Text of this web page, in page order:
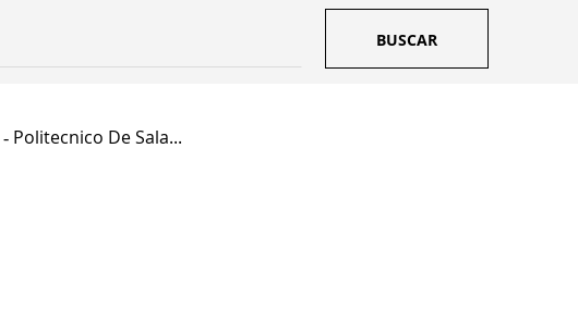
BUSCAR
- Politecnico De Sala...